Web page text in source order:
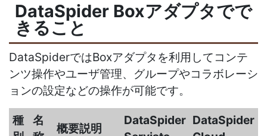
DataSpider Boxアダプタでで
きること
DataSpiderではBoxアダプタを利用してコンテ
ンツ操作やユーザ管理、グループやコラボレーシ
ョンの設定などの操作が可能です。
種
名
概要説明
DataSpider DataSpider